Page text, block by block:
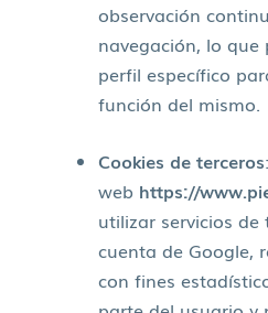
observación
navegación, lo
perfil específico
función del mismo.
Cookies de terceros
web https://
utilizar servicios de
cuenta de Google,
con fines